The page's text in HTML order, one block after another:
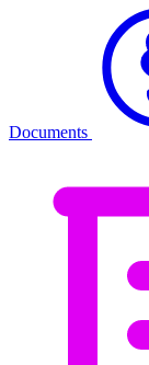
Documents